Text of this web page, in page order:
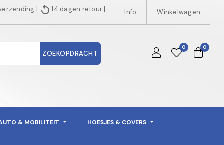
| replay14 dagen retour | Info Winkelwagen
ZOEKOPDRACHT
0 0
& MOBILITEIT HOESJES & COVERS